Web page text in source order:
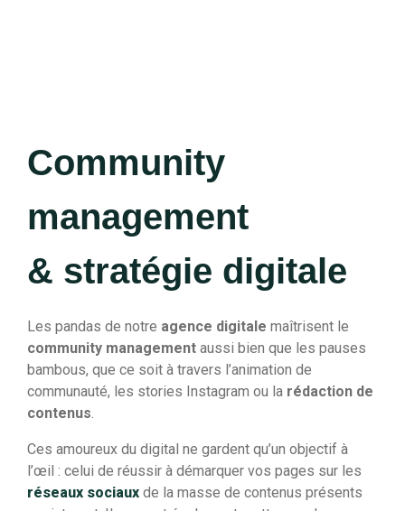
Community
management
& stratégie digitale
Les pandas de notre agence digitale maîtrisent le
community management aussi bien que les pauses
bambous, que ce soit à travers l’animation de
communauté, les stories Instagram ou la rédaction de
contenus.
Ces amoureux du digital ne gardent qu’un objectif à
l’œil : celui de réussir à démarquer vos pages sur les
réseaux sociaux de la masse de contenus présents